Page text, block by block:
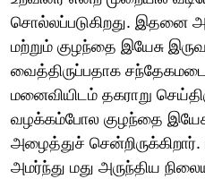
சொல்லப்படுகிறது. இதனை
மற்றும் குழந்தை இயேசு
வைத்திருப்பதாக
மனைவியிடம் தகராறு
வழக்கம்போல குழந்தை
அழைத்துச்
அமர்ந்து மது அருந்திய